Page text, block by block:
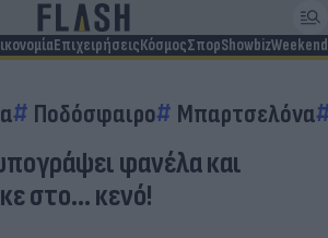
ΕπιχειρήσειςΚόσμοςΣπορShowbizWeekend
Ποδόσφαιρο Μπαρτσελόνα
φανέλα και
στο… κενό!